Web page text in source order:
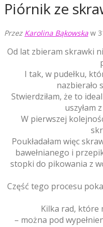
Piórnik ze
Przez Karolina Bąkowska w
Od lat zbieram skrawki
I tak, w pudełku,
nazbierało
Stwierdziłam, że to
uszyłam
W pierwszej
Poukładałam więc
bawełnianego i
stopki do pikowania z
Część tego procesu
Kilka rad, które
– można pod